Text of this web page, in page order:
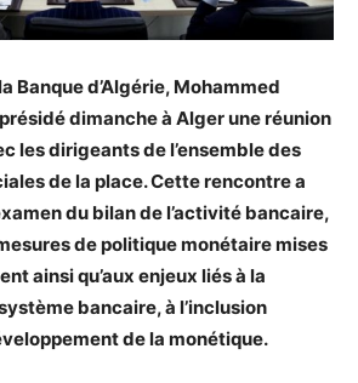
Banque d’Algérie, Mohammed
dimanche à Alger une réunion
les dirigeants de l’ensemble des
de la place. Cette rencontre a
du bilan de l’activité bancaire,
de politique monétaire mises
ainsi qu’aux enjeux liés à la
bancaire, à l’inclusion
de la monétique.